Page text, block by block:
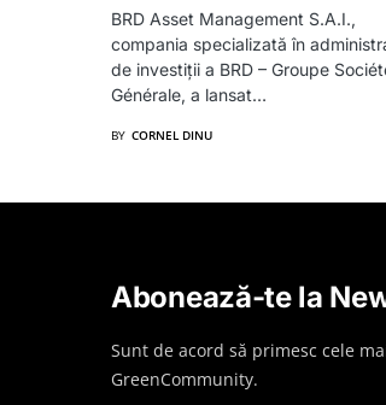
BRD Asset Management S.A.I.,
compania specializată în
de investiții a BRD – Groupe
Générale, a lansat…
BY CORNEL DINU
Abonează-te la
Sunt de acord să primesc cele
GreenCommunity.